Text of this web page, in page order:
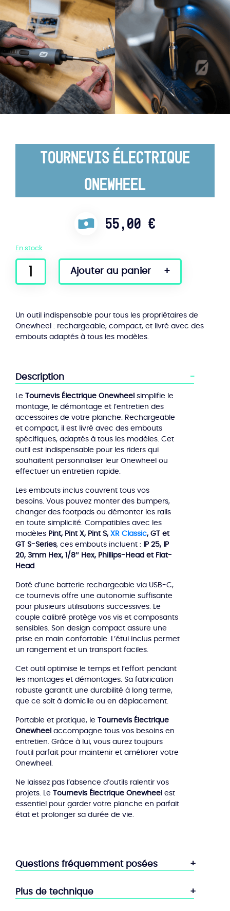
Tournevis Électrique
Onewheel
En stock
55,00 €
Un outil indispensable pour tous les propriétaires de
Onewheel : rechargeable, compact, et livré avec des
embouts adaptés à tous les modèles.
quantité
Tournevis
Ajouter au panier
Description
Le Tournevis Électrique Onewheel simplifie le
montage, le démontage et l’entretien des
accessoires de votre planche. Rechargeable
et compact, il est livré avec des embouts
spécifiques, adaptés à tous les modèles. Cet
outil est indispensable pour les riders qui
souhaitent personnaliser leur Onewheel ou
effectuer un entretien rapide.
Les embouts inclus couvrent tous vos
besoins. Vous pouvez monter des bumpers,
changer des footpads ou démonter les rails
en toute simplicité. Compatibles avec les
modèles Pint, Pint X, Pint S, XR Classic, GT et
GT S-Series, ces embouts incluent :
IP 25, IP
20, 3mm Hex, 1/8″ Hex, Phillips-Head et Flat-
Head.
Doté d’une batterie rechargeable via USB-C,
ce tournevis offre une autonomie suffisante
pour plusieurs utilisations successives. Le
couple calibré protège vos vis et composants
sensibles. Son design compact assure une
prise en main confortable. L’étui inclus permet
un rangement et un transport faciles.
Cet outil optimise le temps et l’effort pendant
les montages et démontages. Sa fabrication
robuste garantit une durabilité à long terme,
que ce soit à domicile ou en déplacement.
Portable et pratique, le
Tournevis Électrique
Onewheel accompagne tous vos besoins en
entretien. Grâce à lui, vous aurez toujours
l’outil parfait pour maintenir et améliorer votre
Onewheel.
Ne laissez pas l’absence d’outils ralentir vos
projets. Le
Tournevis Électrique Onewheel est
essentiel pour garder votre planche en parfait
état et prolonger sa durée de vie.
Questions fréquemment posées
Plus de technique